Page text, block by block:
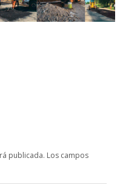
publicada. Los campos